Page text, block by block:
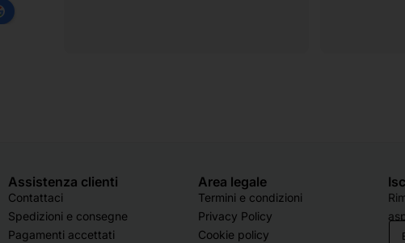
Assistenza clienti
Contattaci
Spedizioni e consegne
Pagamenti accettati
Area legale
Termini e condizioni
Privacy Policy
Cookie policy